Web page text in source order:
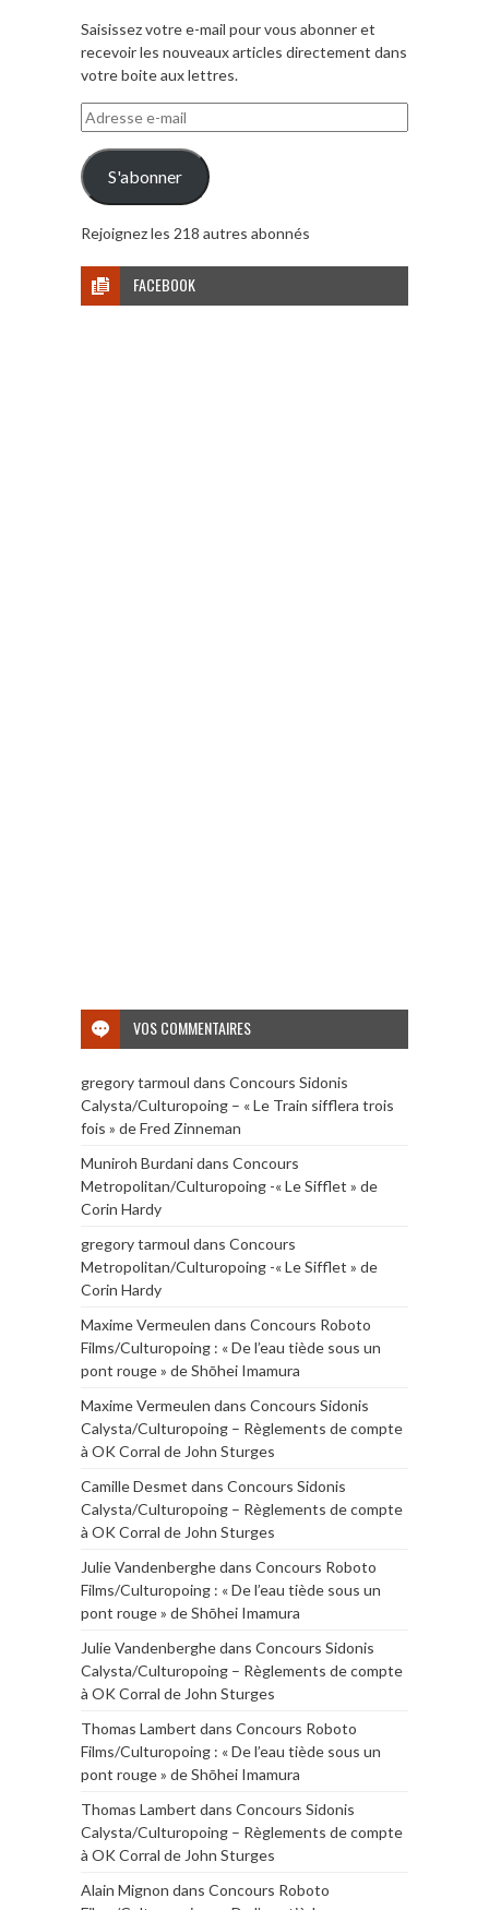
Saisissez votre e-mail pour vous abonner et
recevoir les nouveaux articles directement dans
votre boite aux lettres.
Adresse
e-
mail
S'abonner
Rejoignez les 218 autres abonnés
FACEBOOK
VOS COMMENTAIRES
gregory tarmoul dans Concours Sidonis
Calysta/Culturopoing – « Le Train sifflera trois
fois » de Fred Zinneman
Muniroh Burdanidans Concours
Metropolitan/Culturopoing -« Le Sifflet » de
Corin Hardy
gregory tarmoul dans Concours
Metropolitan/Culturopoing -« Le Sifflet » de
Corin Hardy
Maxime Vermeulen dans Concours Roboto
Films/Culturopoing : « De l’eau tiède sous un
pont rouge » de Shōhei Imamura
Maxime Vermeulen dans Concours Sidonis
Calysta/Culturopoing – Règlements de compte
à OK Corral de John Sturges
Camille Desmet dans Concours Sidonis
Calysta/Culturopoing – Règlements de compte
à OK Corral de John Sturges
Julie Vandenberghedans Concours Roboto
Films/Culturopoing : « De l’eau tiède sous un
pont rouge » de Shōhei Imamura
Julie Vandenberghedans Concours Sidonis
Calysta/Culturopoing – Règlements de compte
à OK Corral de John Sturges
Thomas Lambert dans Concours Roboto
Films/Culturopoing : « De l’eau tiède sous un
pont rouge » de Shōhei Imamura
Thomas Lambert dans Concours Sidonis
Calysta/Culturopoing – Règlements de compte
à OK Corral de John Sturges
Alain Mignon dans Concours Roboto